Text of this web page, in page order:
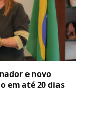
e novo
em até 20 dias